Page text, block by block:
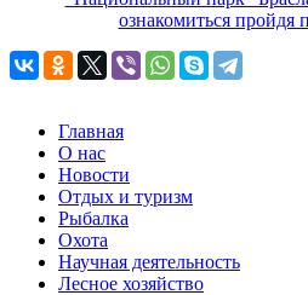
ознакомиться пройдя
Главная
О нас
Новости
Отдых и туризм
Рыбалка
Охота
Научная деятельность
Лесное хозяйство